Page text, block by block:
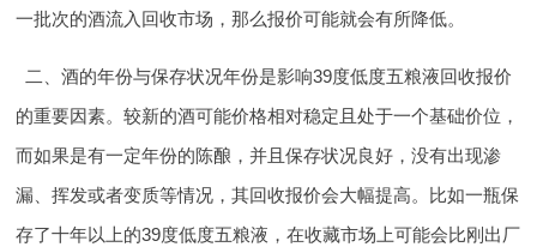
一批次的酒流入回收市场，那么报价可能就会有所降低。
二、酒的年份与保存状况年份是影响39度低度五粮液回收报价
的重要因素。较新的酒可能价格相对稳定且处于一个基础价位，
而如果是有一定年份的陈酿，并且保存状况良好，没有出现渗
漏、挥发或者变质等情况，其回收报价会大幅提高。比如一瓶保
存了十年以上的39度低度五粮液，在收藏市场上可能会比刚出厂